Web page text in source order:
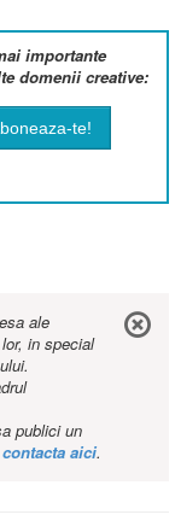
importante
domenii creative:
ale
in special
publici un
contacta aici.